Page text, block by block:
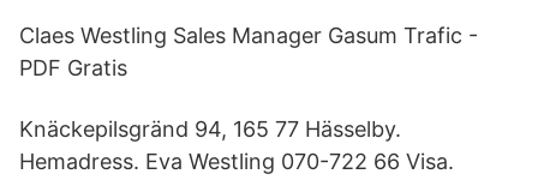
Claes Westling Sales Manager Gasum Trafic -
PDF Gratis
Knäckepilsgränd 94, 165 77 Hässelby.
Hemadress. Eva Westling 070-722 66 Visa.